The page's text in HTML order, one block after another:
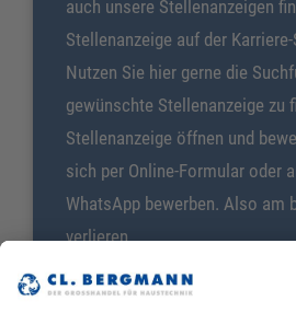
auch unsere Stellenanzeigen
Stellenanzeige auf der
Nutzen Sie hier gerne die
gewünschte Stellenanzeige zu
Stellenanzeige öffnen und
sich per Online-Formular oder
WhatsApp bewerben. Also am
verlieren.
Hier jetzt online bewerben!